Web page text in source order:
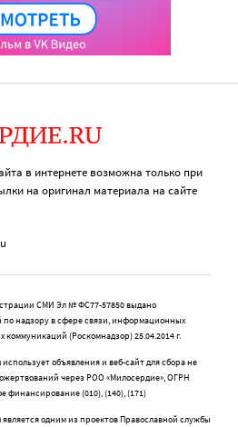
в интернете возможна только при
на оригинал материала на сайте
СМИ Эл № ФС77-57850 выдано
по надзору в сфере связи, информационных
коммуникаций (Роскомнадзор) 25.04.2014 г.
объявления и веб-сайт для сбора не
через РОО «Милосердие», ОГРН
финансирование (010), (140), (171)
одним из проектов Православной службы